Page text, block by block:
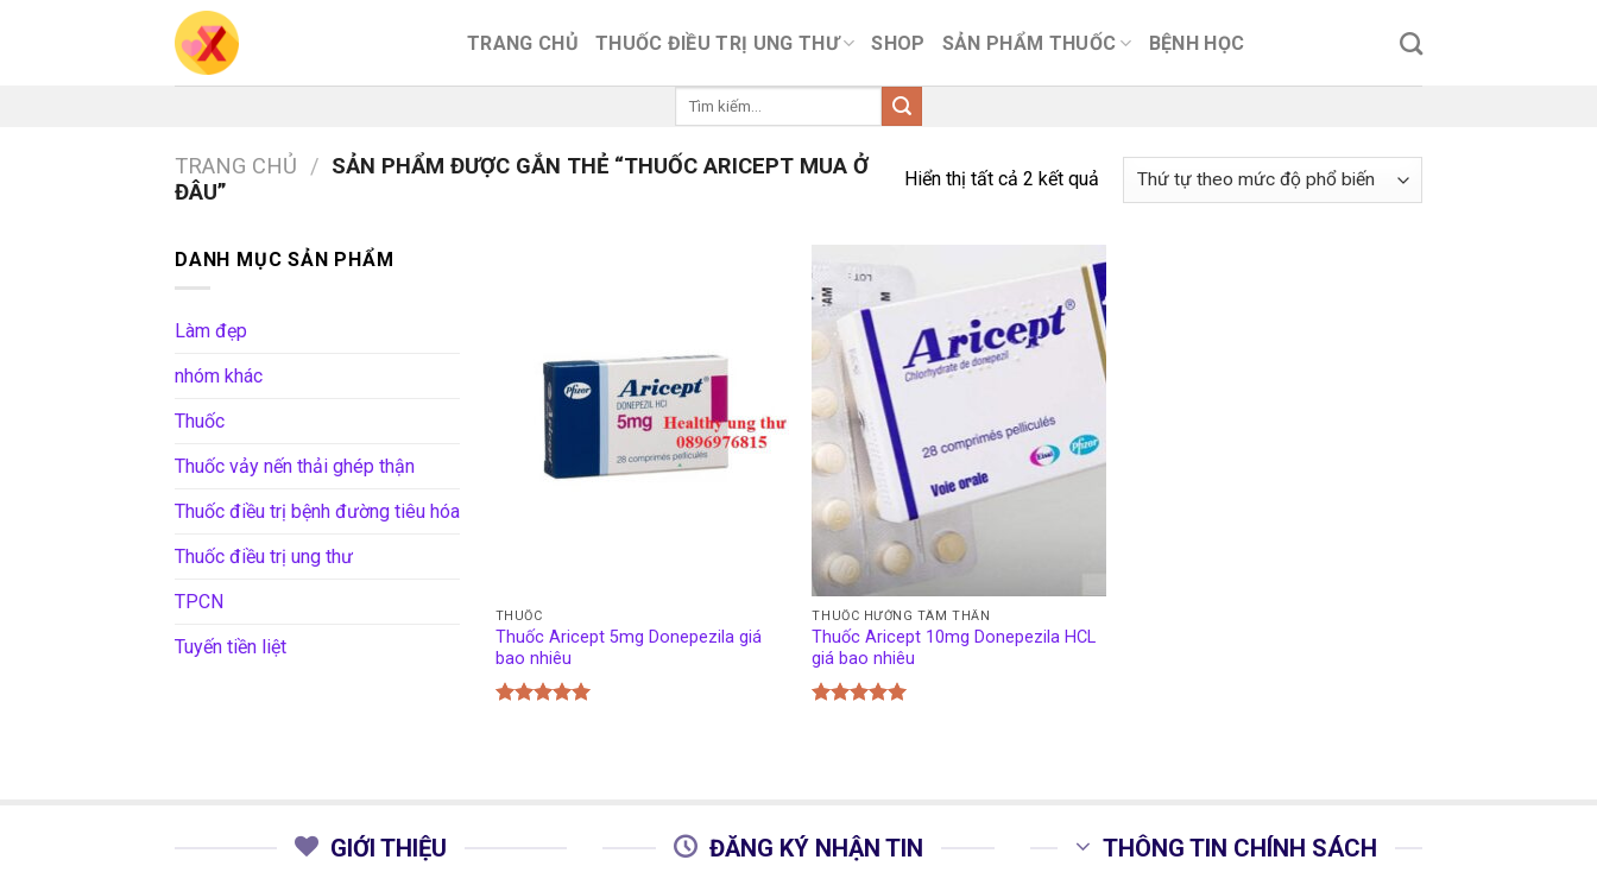
TRANG CHỦ THUỐC ĐIỀU TRỊ UNG THƯ SHOP SẢN PHẨM THUỐC BỆNH HỌC
Tìm
TRANG CHỦ / SẢN PHẨM ĐƯỢC GẮN THẺ “THUỐC ARICEPT MUA Ở
ĐÂU”
Hiển thị tất cả 2 kết quả
DANH MỤC SẢN PHẨM
Làm đẹp
nhóm khác
Thuốc
Thuốc vảy nến thải ghép thận
Thuốc điều trị bệnh đường tiêu hóa
Thuốc điều trị ung thư
TPCN
Tuyến tiền liệt
THUỐC
Thuốc Aricept 5mg Donepezila giá
bao nhiêu
THUỐC HƯỚNG TÂM THẦN
Thuốc Aricept 10mg Donepezila HCL
giá bao nhiêu
GIỚI THIỆU ĐĂNG KÝ NHẬN TIN THÔNG TIN CHÍNH SÁCH